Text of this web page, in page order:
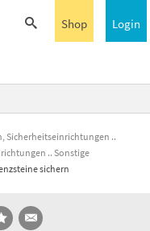
Login
Shop
Sicherheitseinrichtungen
Sonstige
sichern